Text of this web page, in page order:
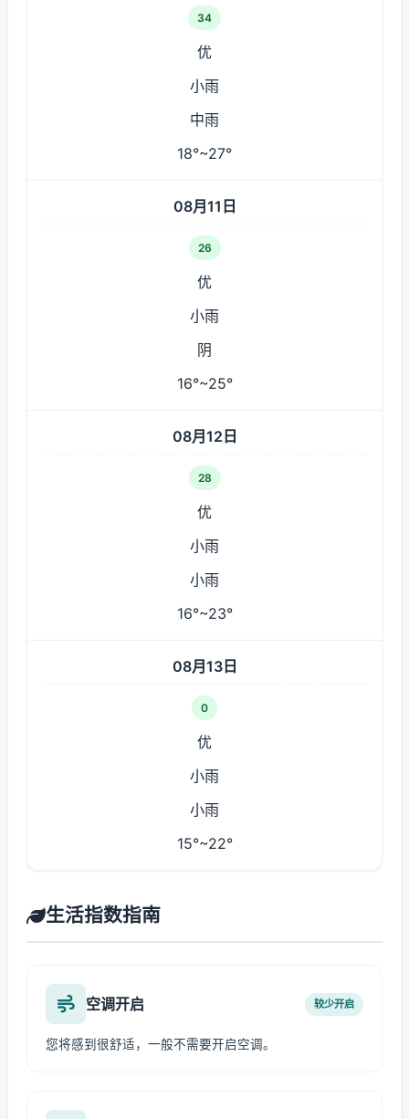
34
优
小雨
中雨
18°~27°
08月11日
26
优
小雨
阴
16°~25°
08月12日
28
优
小雨
小雨
16°~23°
08月13日
0
优
小雨
小雨
15°~22°
生活指数指南
空调开启 较少开启
您将感到很舒适，一般不需要开启空调。